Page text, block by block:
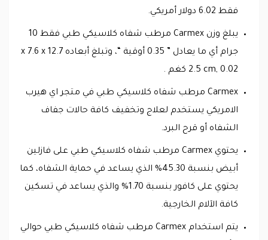
فقط 6.02 دولار أمريكي.
يبلغ وزن Carmex‏ مرطب شفاه كلاسيكي طبي فقط 10
جرام أي ما يعادل ” 0.35 أوقية “، وتبلغ أبعاده 12.7 x 7.6 x
2.5 cm, 0.02 كغم .
Carmex‏ مرطب شفاه كلاسيكي طبي في متجر اي هيرب
الامريكي يستخدم لعلاج وتخفيف كافة حالات جفاف
الشفاه أو قرح البرد.
يحتوي Carmex‏ مرطب شفاه كلاسيكي طبي على فازلين
أبيض بنسبة 45.30% الذي يساعد في حماية الشفاه، كما
يحتوي على كافور بنسبة 1.70% والذي يساعد في تسكين
كافة الآلام الخارجية.
يتم استخدام Carmex‏ مرطب شفاه كلاسيكي طبي حوالي